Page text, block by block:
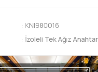
: KNI980016
: İzoleli Tek Ağız Anahtar